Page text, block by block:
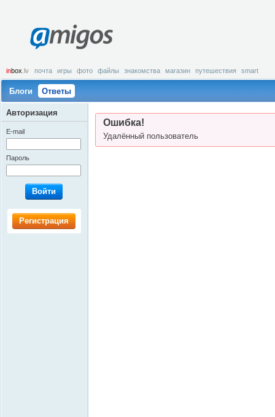
amigos
inbox .lv почта игры фото файлы знакомства магазин путешествия smart
Блоги Ответы
Ошибка!
Удалённый пользователь
Авторизация
E-mail
Пароль
Войти
Регистрация